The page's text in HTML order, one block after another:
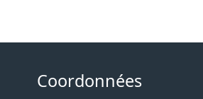
Coordonnées